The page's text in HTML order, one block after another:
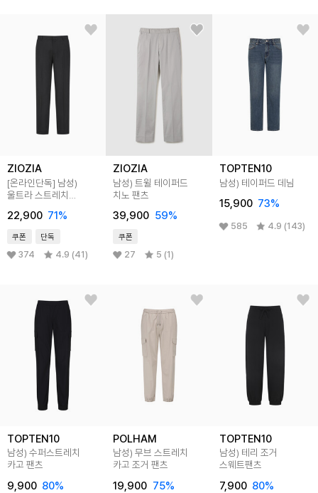
ZIOZIA
[온라인단독] 남성)
울트라 스트레치
22,900 71 %
쿠폰 단독
374 4.9 (41)
ZIOZIA
남성) 트윌 테이퍼드
치노 팬츠
39,900 59%
쿠폰
27 5 (1)
TOPTEN10
남성) 테이퍼드 데님
15,900 73%
585 4.9 (143)
TOPTEN10
남성) 수퍼스트레치
카고 팬츠
9,900 80%
POLHAM
남성) 무브 스트레치
카고 조거 팬츠
19,900 75%
TOPTEN10
남성) 테리 조거
스웨트팬츠
7,900 80%